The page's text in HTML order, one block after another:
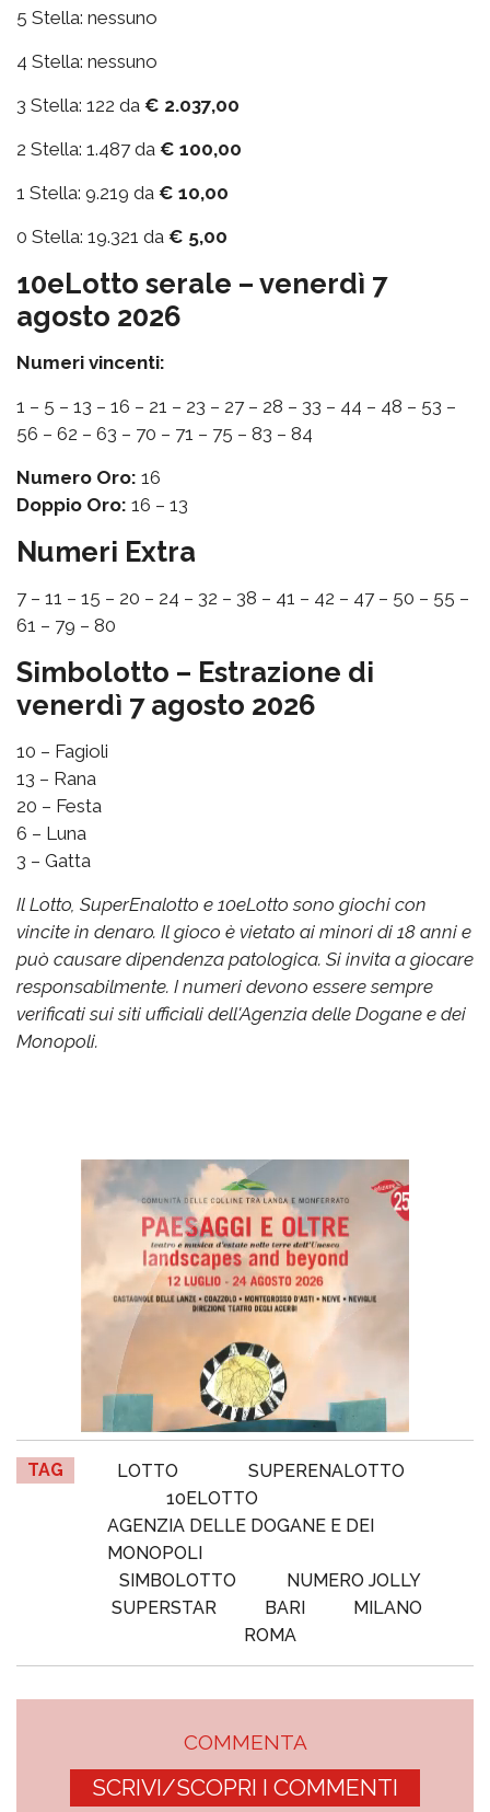
5 Stella: nessuno
4 Stella: nessuno
3 Stella: 122 da € 2.037,00
2 Stella: 1.487 da € 100,00
1 Stella: 9.219 da € 10,00
0 Stella: 19.321 da € 5,00
10eLotto serale – venerdì 7
agosto 2026
Numeri vincenti:
1 – 5 – 13 – 16 – 21 – 23 – 27 – 28 – 33 – 44 – 48 – 53 –
56 – 62 – 63 – 70 – 71 – 75 – 83 – 84
Numero Oro: 16
Doppio Oro: 16 – 13
Numeri Extra
7 – 11 – 15 – 20 – 24 – 32 – 38 – 41 – 42 – 47 – 50 – 55 –
61 – 79 – 80
Simbolotto – Estrazione di
venerdì 7 agosto 2026
10 – Fagioli
13 – Rana
20 – Festa
6 – Luna
3 – Gatta
Il Lotto, SuperEnalotto e 10eLotto sono giochi con
vincite in denaro. Il gioco è vietato ai minori di 18 anni e
può causare dipendenza patologica. Si invita a giocare
responsabilmente. I numeri devono essere sempre
verificati sui siti ufficiali dell'Agenzia delle Dogane e dei
Monopoli.
TAG LOTTO
SUPERENALOTTO
10ELOTTO
AGENZIA DELLE DOGANE E DEI
MONOPOLI
SIMBOLOTTO
NUMERO JOLLY
SUPERSTAR
BARI
MILANO
ROMA
COMMENTA
SCRIVI/SCOPRI I COMMENTI